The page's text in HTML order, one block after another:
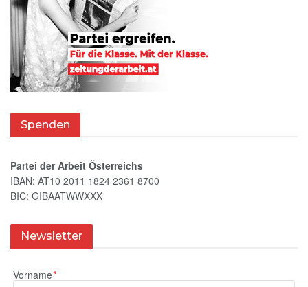
Spenden
Partei der Arbeit Österreichs
IBAN: AT10 2011 1824 2361 8700
BIC: GIBAATWWXXX
Newsletter
Vorname*